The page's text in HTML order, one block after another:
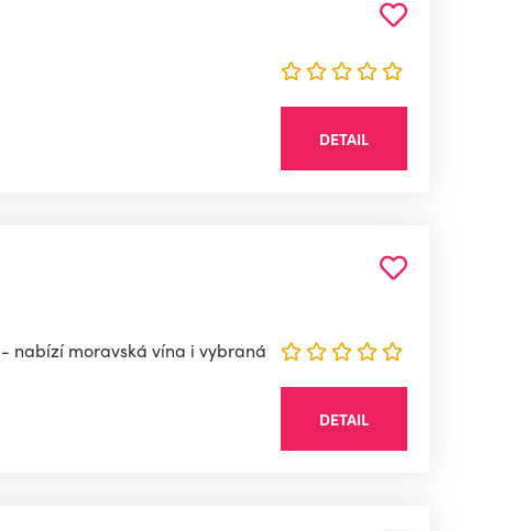
DETAIL
nabízí moravská vína i vybraná
DETAIL